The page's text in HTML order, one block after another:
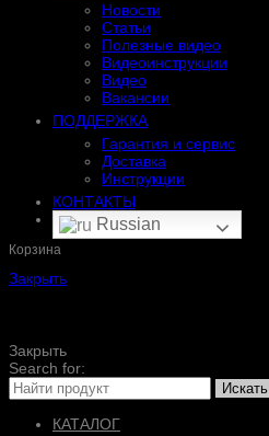
Новости
Статьи
Полезные видео
Видеоинструкции
Видео
Вакансии
ПОДДЕРЖКА
Гарантия и сервис
Доставка
Инструкции
КОНТАКТЫ
Russian
Корзина
Закрыть
Закрыть
Search for:
Искать
КАТАЛОГ